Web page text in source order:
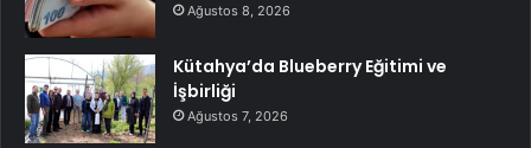
Ağustos 8, 2026
Kütahya’da Blueberry Eğitimi ve
İşbirliği
Ağustos 7, 2026